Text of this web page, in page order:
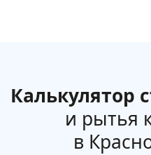
Калькулятор
и рытья
в